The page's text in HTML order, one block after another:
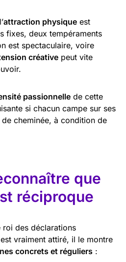
attraction physique est
fixes, deux tempéraments
est spectaculaire, voire
créative peut vite
passionnelle de cette
si chacun campe sur ses
cheminée, à condition de
que
réciproque
roi des déclarations
vraiment attiré, il le montre
concrets et réguliers :